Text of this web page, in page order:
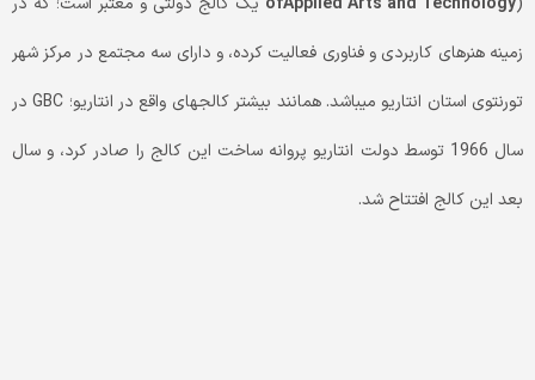
زمینه هنرهای کاربردی و فناوری فعالیت کرده، و دارای سه مجتمع در مرکز شهر
تورنتوی استان انتاریو می­باشد. همانند بیشتر کالج­های واقع در انتاریو؛ GBC در
سال 1966 توسط دولت انتاریو پروانه ساخت این کالج را صادر کرد، و سال
بعد این کالج افتتاح شد.